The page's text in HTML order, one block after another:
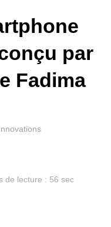
par
Fadima
Innovations
de lecture : 56 sec